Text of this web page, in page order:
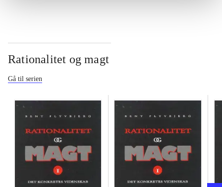
Rationalitet og magt
Gå til serien